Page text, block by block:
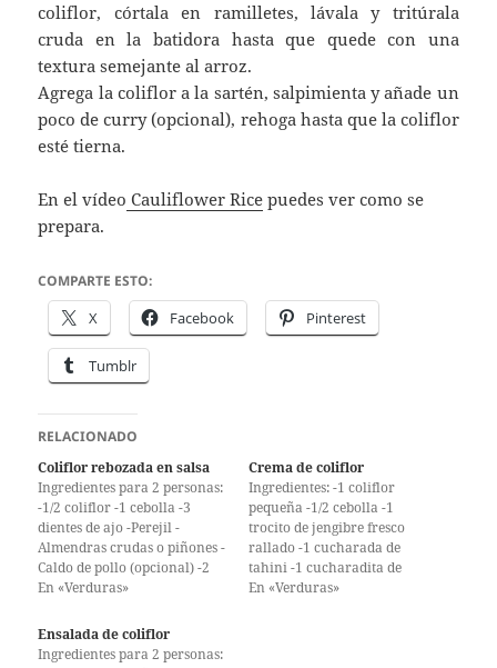
coliflor, córtala en ramilletes, lávala y tritúrala
cruda en la batidora hasta que quede con una
textura semejante al arroz.
Agrega la coliflor a la sartén, salpimienta y añade un
poco de curry (opcional), rehoga hasta que la coliflor
esté tierna.
En el vídeo Cauliflower Rice puedes ver como se
prepara.
COMPARTE ESTO:
X Facebook Pinterest
Tumblr
RELACIONADO
Coliflor rebozada en salsa
Ingredientes para 2 personas:
-1/2 coliflor -1 cebolla -3
dientes de ajo -Perejil -
Almendras crudas o piñones -
Caldo de pollo (opcional) -2
huevos -Harina de trigo
sal Cuece, sólo un poco, la
coliflor cortada en ramitos
En «Verduras»
Crema de coliflor
Ingredientes: -1 coliflor
pequeña -1/2 cebolla -1
trocito de jengibre fresco
rallado -1 cucharada de
tahini -1 cucharadita de
comino molido -Aceite de
En «Verduras»
Ensalada de coliflor
Ingredientes para 2 personas: